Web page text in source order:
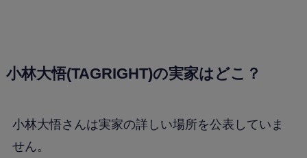
小林大悟(TAGRIGHT)の実家はどこ？
小林大悟さんは実家の詳しい場所を公表していま
せん。